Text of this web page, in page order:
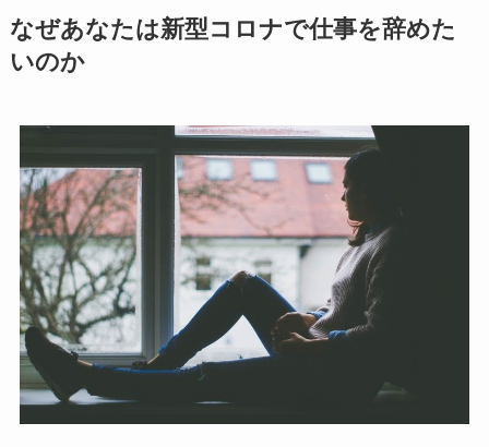
なぜあなたは新型コロナで仕事を辞めた
いのか